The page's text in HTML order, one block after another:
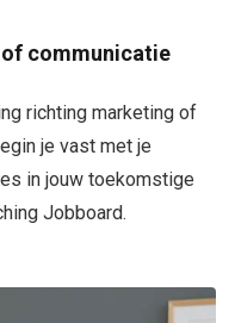
communicatie
richting marketing of
je vast met je
in jouw toekomstige
Jobboard.